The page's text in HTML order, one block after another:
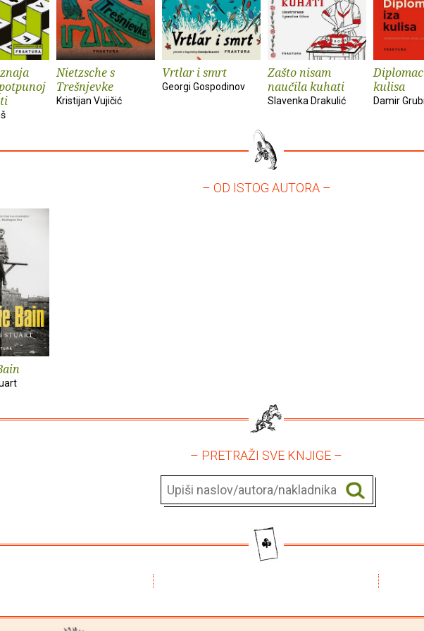
Nietzsche s
Trešnjevke
Kristijan Vujičić
Vrtlar i smrt
Georgi Gospodinov
Zašto nisam
naučila kuhati
Slavenka Drakulić
kulisa
Damir
– OD ISTOG AUTORA –
– PRETRAŽI SVE KNJIGE –